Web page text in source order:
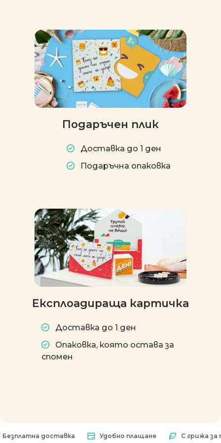
Подаръчен плик
Доставка до 1 ден
Подаръчна опаковка
Експлоадираща картичка
Доставка до 1 ден
Опаковка, която остава за
спомен
доставка Удобно плащане С грижа за